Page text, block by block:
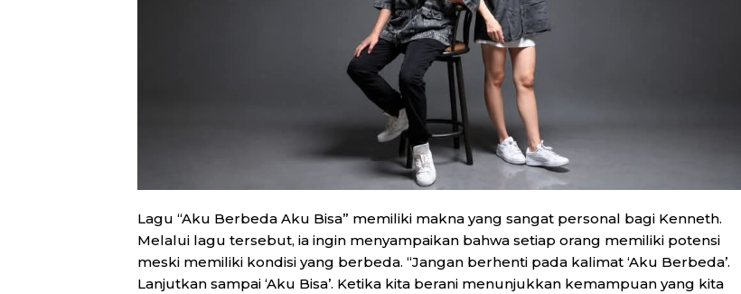
Lagu “Aku Berbeda Aku Bisa” memiliki makna yang sangat personal bagi Kenneth.
Melalui lagu tersebut, ia ingin menyampaikan bahwa setiap orang memiliki potensi
meski memiliki kondisi yang berbeda. “Jangan berhenti pada kalimat ‘Aku Berbeda’.
Lanjutkan sampai ‘Aku Bisa’. Ketika kita berani menunjukkan kemampuan yang kita